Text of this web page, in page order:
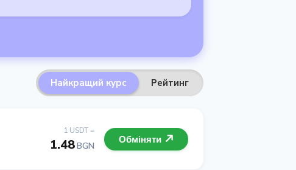
Найкращий курс Рейтинг
1 USDT =
1.48BGN
Обміняти